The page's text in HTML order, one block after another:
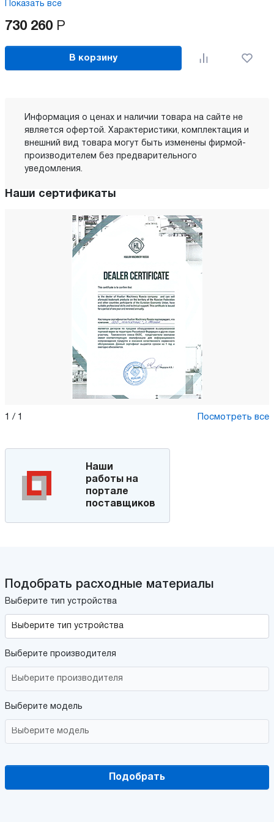
Показать все
730 260 Р
В корзину
Информация о ценах и наличии товара на сайте не
является офертой. Характеристики, комплектация и
внешний вид товара могут быть изменены фирмой-
производителем без предварительного
уведомления.
Наши сертификаты
1 / 1 Посмотреть все
Наши
работы на
портале
поставщиков
Подобрать расходные материалы
Выберите тип устройства
Выберите производителя
Выберите модель
Подобрать